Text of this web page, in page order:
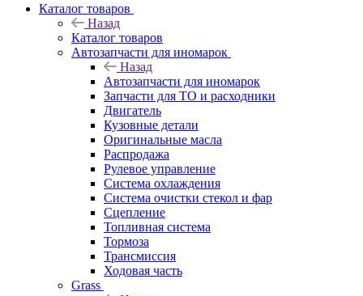
Каталог товаров
Назад
Каталог товаров
Автозапчасти для иномарок
Назад
Автозапчасти для иномарок
Запчасти для ТО и расходники
Двигатель
Кузовные детали
Оригинальные масла
Распродажа
Рулевое управление
Система охлаждения
Система очистки стекол и фар
Сцепление
Топливная система
Тормоза
Трансмиссия
Ходовая часть
Grass